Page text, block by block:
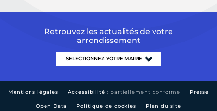
Retrouvez les actualités de votre
arrondissement
Mentions légales Accessibilité : partiellement conforme Presse
Open Data Politique de cookies Plan du site